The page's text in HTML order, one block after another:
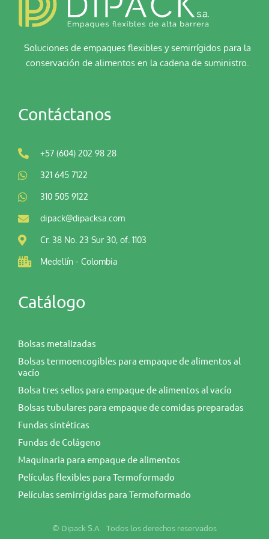
Soluciones de empaques flexibles y semirrígidos para la
conservación de alimentos en la cadena de suministro.
Contáctanos
+57 (604) 202 98 28
321 645 7122
310 505 9122
dipack@dipacksa.com
Cr. 38 No. 23 Sur 30, of. 1103
Medellín - Colombia
Catálogo
Bolsas metalizadas
Bolsas termoencogibles para empaque de alimentos al
vacío
Bolsa tres sellos para empaque de alimentos al vacío
Bolsas tubulares para empaque de comidas preparadas
Fundas sintéticas
Fundas de Colágeno
Maquinaria para empaque de alimentos
Películas flexibles para Termoformado
Películas semirrígidas para Termoformado
© Dipack S.A. Todos los derechos reservados